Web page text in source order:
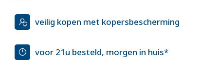
veilig kopen met kopersbescherming
voor 21u besteld, morgen in huis*